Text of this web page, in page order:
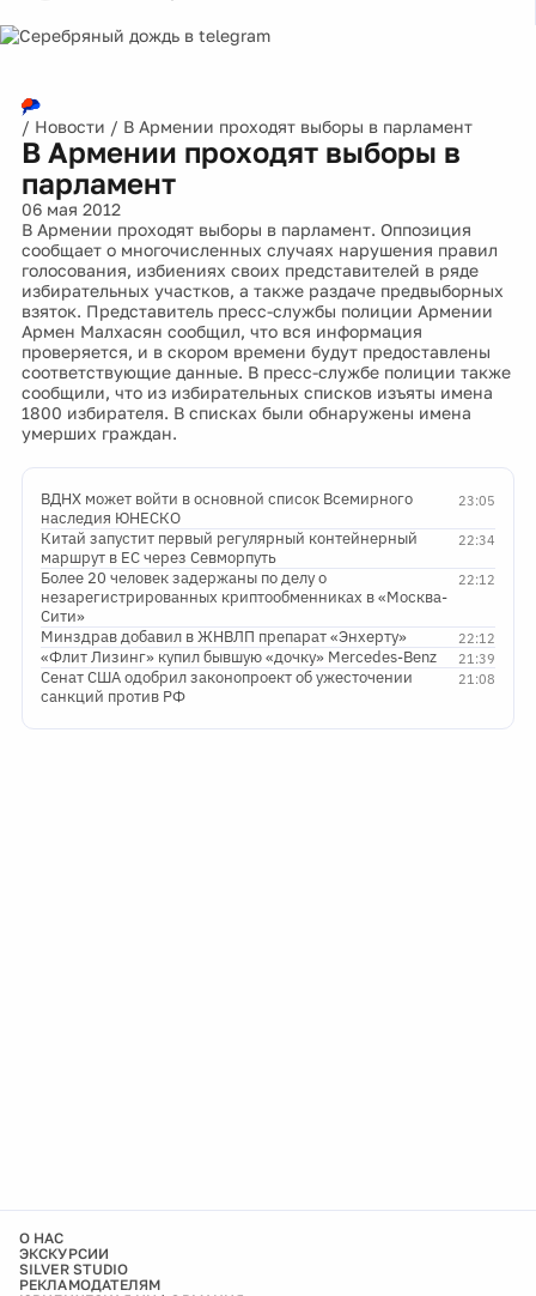
/ Новости / В Армении проходят выборы в парламент
В Армении проходят выборы в
парламент
06 мая 2012
В Армении проходят выборы в парламент. Оппозиция
сообщает о многочисленных случаях нарушения правил
голосования, избиениях своих представителей в ряде
избирательных участков, а также раздаче предвыборных
взяток. Представитель пресс-службы полиции Армении
Армен Малхасян сообщил, что вся информация
проверяется, и в скором времени будут предоставлены
соответствующие данные. В пресс-службе полиции также
сообщили, что из избирательных списков изъяты имена
1800 избирателя. В списках были обнаружены имена
умерших граждан.
23:05
ВДНХ может войти в основной список Всемирного
наследия ЮНЕСКО
22:34
Китай запустит первый регулярный контейнерный
маршрут в ЕС через Севморпуть
22:12
Более 20 человек задержаны по делу о
незарегистрированных криптообменниках в «Москва-
Сити»
22:12
Минздрав добавил в ЖНВЛП препарат «Энхерту»
21:39
«Флит Лизинг» купил бывшую «дочку» Mercedes-Benz
21:08
Сенат США одобрил законопроект об ужесточении
санкций против РФ
О НАС
ЭКСКУРСИИ
SILVER STUDIO
РЕКЛАМОДАТЕЛЯМ